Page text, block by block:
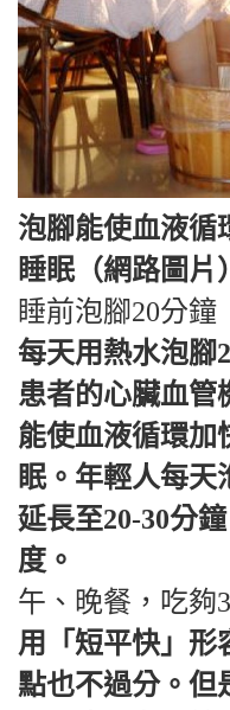
泡腳能使血液循
睡眠（網路圖片）
睡前泡腳20分鐘
每天用熱水泡腳
患者的心臟血管
能使血液循環加
眠。年輕人每天
延長至20-30分
度。
午、晚餐，吃夠
用「短平快」形
點也不過分。但